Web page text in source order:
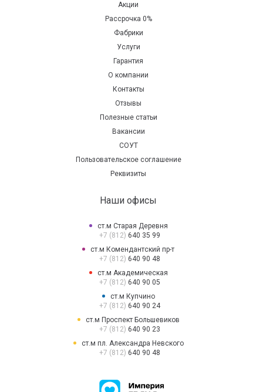
Акции
Рассрочка 0%
Фабрики
Услуги
Гарантия
О компании
Контакты
Отзывы
Полезные статьи
Вакансии
СОУТ
Пользовательское соглашение
Реквизиты
Наши офисы
ст.м Старая Деревня
+7 (812) 640 35 99
ст.м Комендантский пр-т
+7 (812) 640 90 48
ст.м Академическая
+7 (812) 640 90 05
ст.м Купчино
+7 (812) 640 90 24
ст.м Проспект Большевиков
+7 (812) 640 90 23
ст.м пл. Александра Невского
+7 (812) 640 90 48